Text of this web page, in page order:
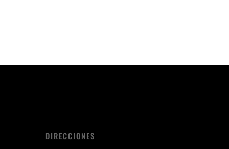
DIRECCIONES